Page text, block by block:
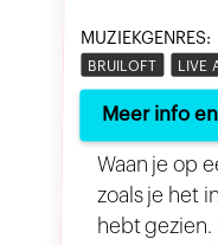
MUZIEKGENRES:
BRUILOFT LIVE
Meer info
Waan je op
zoals je het
hebt gezien.